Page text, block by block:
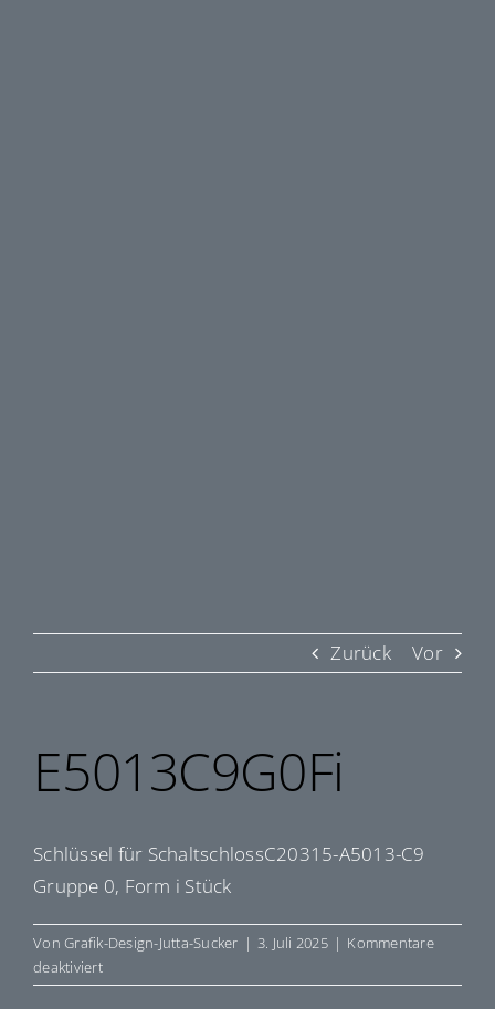
Zurück Vor
E5013C9G0Fi
Schlüssel für SchaltschlossC20315-A5013-C9
Gruppe 0, Form i Stück
VonGrafik-Design-Jutta-Sucker | 3. Juli 2025 | Kommentare
deaktiviertfür
E5013C9G0Fi